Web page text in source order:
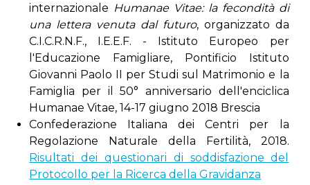
internazionale Humanae Vitae: la fecondità di
una lettera venuta dal futuro, organizzato da
C.I.C.R.N.F., I.E.E.F. - Istituto Europeo per
l'Educazione Famigliare, Pontificio Istituto
Giovanni Paolo II per Studi sul Matrimonio e la
Famiglia per il 50° anniversario dell'enciclica
Humanae Vitae, 14-17 giugno 2018 Brescia
Confederazione Italiana dei Centri per la
Regolazione Naturale della Fertilità, 2018.
Risultati dei questionari di soddisfazione del
Protocollo per la Ricerca della Gravidanza